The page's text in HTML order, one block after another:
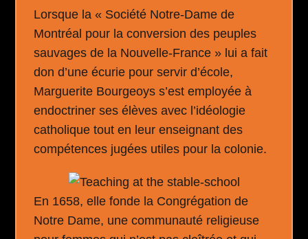
Lorsque la « Société Notre-Dame de
Montréal pour la conversion des peuples
sauvages de la Nouvelle-France » lui a fait
don d’une écurie pour servir d’école,
Marguerite Bourgeoys s’est employée à
endoctriner ses élèves avec l’idéologie
catholique tout en leur enseignant des
compétences jugées utiles pour la colonie.
En 1658, elle fonde la Congrégation de
Notre Dame, une communauté religieuse